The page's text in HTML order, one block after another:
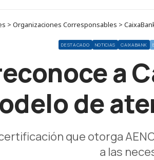
> Organizaciones Corresponsables >
DESTACADO NOTICIAS CAIXABANK
a
de
que otorga
a las